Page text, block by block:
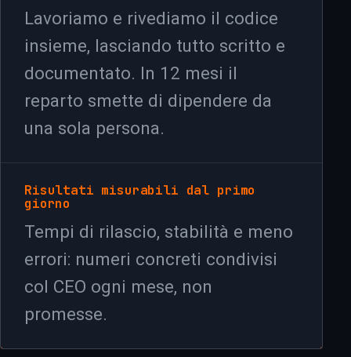
+
Lavoriamo e rivediamo il codice
insieme, lasciando tutto scritto e
documentato. In 12 mesi il
reparto smette di dipendere da
una sola persona.
Risultati misurabili dal primo
giorno
Tempi di rilascio, stabilità e meno
errori: numeri concreti condivisi
col CEO ogni mese, non
promesse.